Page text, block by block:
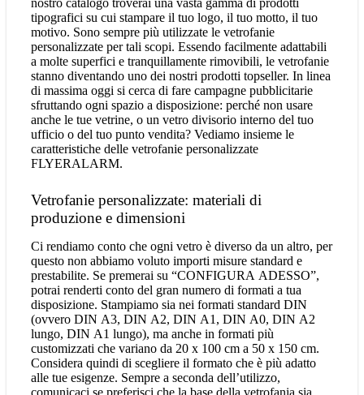
nostro catalogo troverai una vasta gamma di prodotti
tipografici su cui stampare il tuo logo, il tuo motto, il tuo
motivo. Sono sempre più utilizzate le vetrofanie
personalizzate per tali scopi. Essendo facilmente adattabili
a molte superfici e tranquillamente rimovibili, le vetrofanie
stanno diventando uno dei nostri prodotti topseller. In linea
di massima oggi si cerca di fare campagne pubblicitarie
sfruttando ogni spazio a disposizione: perché non usare
anche le tue vetrine, o un vetro divisorio interno del tuo
ufficio o del tuo punto vendita? Vediamo insieme le
caratteristiche delle vetrofanie personalizzate
FLYERALARM.
Vetrofanie personalizzate: materiali di
produzione e dimensioni
Ci rendiamo conto che ogni vetro è diverso da un altro, per
questo non abbiamo voluto importi misure standard e
prestabilite. Se premerai su “CONFIGURA ADESSO”,
potrai renderti conto del gran numero di formati a tua
disposizione. Stampiamo sia nei formati standard DIN
(ovvero DIN A3, DIN A2, DIN A1, DIN A0, DIN A2
lungo, DIN A1 lungo), ma anche in formati più
customizzati che variano da 20 x 100 cm a 50 x 150 cm.
Considera quindi di scegliere il formato che è più adatto
alle tue esigenze. Sempre a seconda dell’utilizzo,